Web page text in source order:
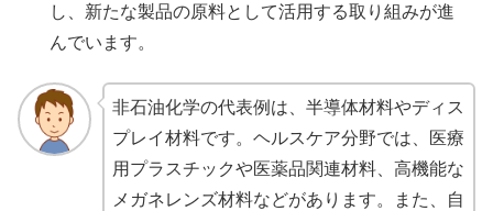
し、新たな製品の原料として活用する取り組みが進
んでいます。
非石油化学の代表例は、半導体材料やディス
プレイ材料です。ヘルスケア分野では、医療
用プラスチックや医薬品関連材料、高機能な
メガネレンズ材料などがあります。また、自